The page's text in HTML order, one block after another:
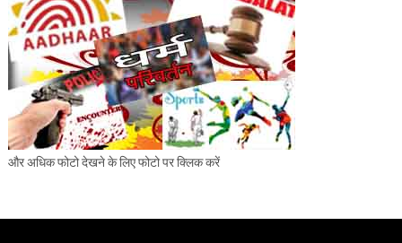
और अधिक फोटो देखने के लिए फोटो पर क्लिक करें